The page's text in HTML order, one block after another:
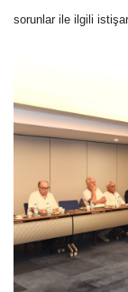
sorunlar ile ilgili